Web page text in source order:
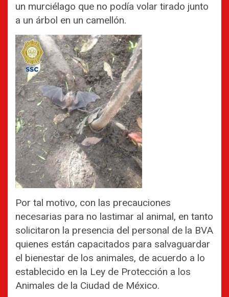
un murciélago que no podía volar tirado junto
a un árbol en un camellón.
Por tal motivo, con las precauciones
necesarias para no lastimar al animal, en tanto
solicitaron la presencia del personal de la BVA
quienes están capacitados para salvaguardar
el bienestar de los animales, de acuerdo a lo
establecido en la Ley de Protección a los
Animales de la Ciudad de México.